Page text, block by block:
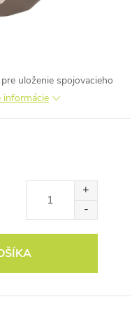
uloženie spojovacieho
informácie